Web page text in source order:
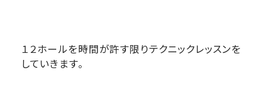
１２ホールを時間が許す限りテクニックレッスンを
していきます。